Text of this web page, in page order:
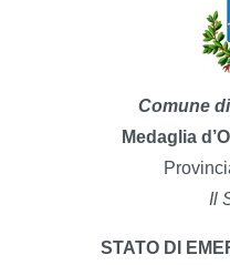
Comune
Medaglia
Il
STATO DI